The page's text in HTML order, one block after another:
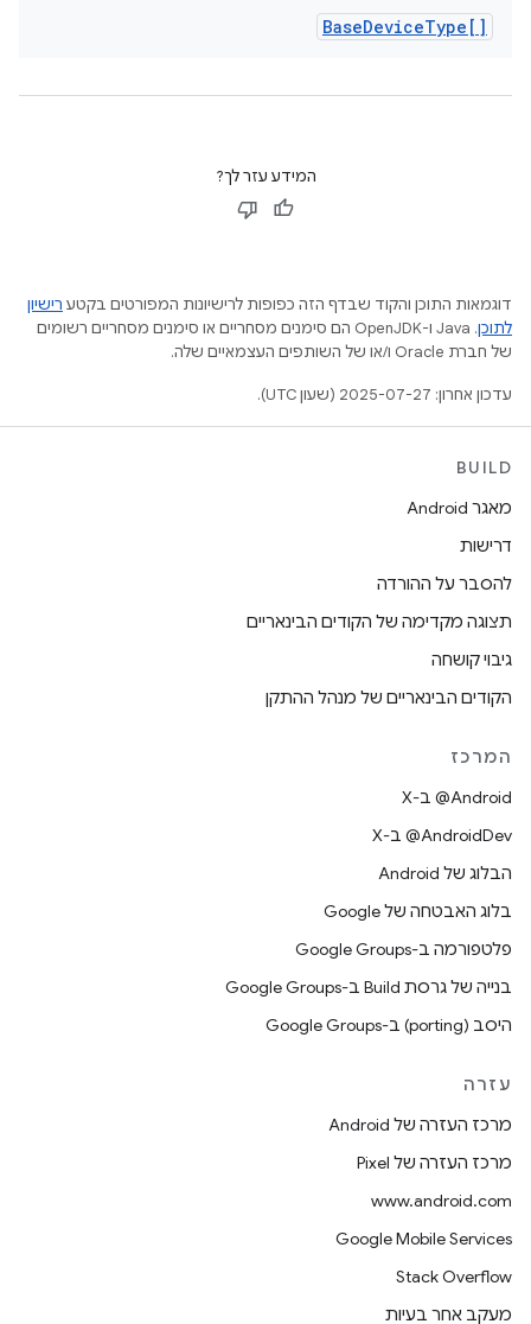
BaseDeviceType[]
המידע עזר לך?
דוגמאות התוכן והקוד שבדף הזה כפופות לרישיונות המפורטים בקטע רישיון
לתוכן
.‏ Java ו-OpenJDK הם סימנים מסחריים או סימנים מסחריים רשומים
של חברת Oracle ו/או של השותפים העצמאיים שלה.
עדכון אחרון: 2025-07-27 (שעון UTC).
BUILD
מאגר Android
דרישות
להסבר על ההורדה
תצוגה מקדימה של הקודים הבינאריים
גיבוי קושחה
הקודים הבינאריים של מנהל ההתקן
המרכז
‫‎@Android ב-X
‫‎@AndroidDev ב-X
הבלוג של Android
בלוג האבטחה של Google
פלטפורמה ב-Google Groups
בנייה של גרסת Build ב-Google Groups
היסב (porting) ב-Google Groups
עזרה
מרכז העזרה של Android
מרכז העזרה של Pixel
www.android.com
Google Mobile Services
Stack Overflow
מעקב אחר בעיות